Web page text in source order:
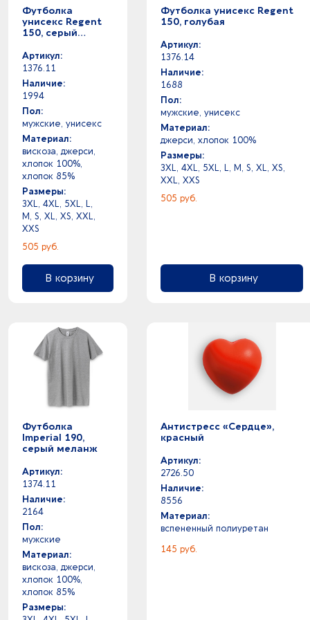
индиго -
ярко-зеленый -
розовый - серебристый
розовый - серый
розовый - фуксия
розовый -
разноцветный - розовый
разноцветный - сиреневый
разноцветный - черный
разноцветный -
слоновая кость -
светло-коричневый -
светло-желтый -
светло-зеленый -
светло-серый -
светлый меланж -
серебристый - серый
серебристый - синий
серебристый - сиреневый
серебристый - черный
серебристый -
серый меланж - темно-синий
серый меланж -
серый прозрачный -
серый стальной - темно-коричневый
серый - серый меланж
серый - синий
серый - темно-синий
серый - фиолетовый
серый - черный
серый -
Футболка
унисекс Regent
150, серый
Артикул:
1376.11
Наличие:
1994
Пол:
мужские, унисекс
Материал:
вискоза, джерси,
хлопок 100%,
хлопок 85%
Размеры:
3XL, 4XL, 5XL, L,
M, S, XL, XS, XXL,
XXS
505 руб.
В корзину
Футболка унисекс Regent
150, голубая
Артикул:
1376.14
Наличие:
1688
Пол:
мужские, унисекс
Материал:
джерси, хлопок 100%
Размеры:
3XL, 4XL, 5XL, L, M, S, XL, XS,
XXL, XXS
505 руб.
В корзину
Футболка
Imperial 190,
серый меланж
Артикул:
1374.11
Наличие:
2164
Пол:
мужские
Материал:
вискоза, джерси,
хлопок 100%,
хлопок 85%
Размеры:
Антистресс «Сердце»,
красный
Артикул:
2726.50
Наличие:
8556
Материал:
вспененный полиуретан
145 руб.